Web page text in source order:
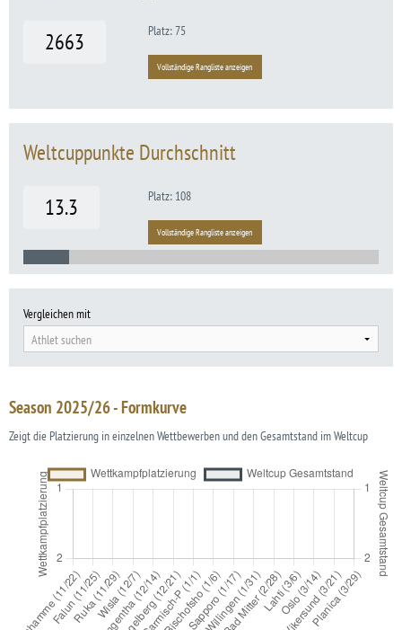
2663
Platz: 75
Vollständige Rangliste anzeigen
Weltcuppunkte Durchschnitt
13.3
Platz: 108
Vollständige Rangliste anzeigen
Vergleichen mit
Athlet suchen
Season 2025/26 - Formkurve
Zeigt die Platzierung in einzelnen Wettbewerben und den Gesamtstand im Weltcup